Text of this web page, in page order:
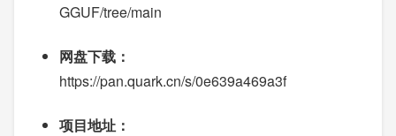
GGUF/tree/main
网盘下载：
https://pan.quark.cn/s/0e639a469a3f
项目地址：